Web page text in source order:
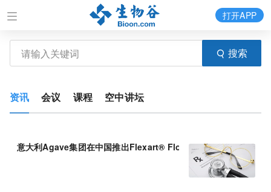
搜索
打开APP
资讯 会议 课程 空中讲坛
意大利Agave集团在中国推出Flexart® Flogo系列，携专利UC